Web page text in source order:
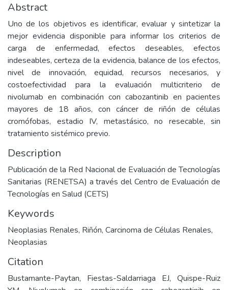
Abstract
Uno de los objetivos es identificar, evaluar y sintetizar la
mejor evidencia disponible para informar los criterios de
carga de enfermedad, efectos deseables, efectos
indeseables, certeza de la evidencia, balance de los efectos,
nivel de innovación, equidad, recursos necesarios, y
costoefectividad para la evaluación multicriterio de
nivolumab en combinación con cabozantinib en pacientes
mayores de 18 años, con cáncer de riñón de células
cromófobas, estadio IV, metastásico, no resecable, sin
tratamiento sistémico previo.
Description
Publicación de la Red Nacional de Evaluación de Tecnologías
Sanitarias (RENETSA) a través del Centro de Evaluación de
Tecnologías en Salud (CETS)
Keywords
Neoplasias Renales, Riñón, Carcinoma de Células Renales,
Neoplasias
Citation
Bustamante-Paytan, Fiestas-Saldarriaga EJ, Quispe-Ruiz